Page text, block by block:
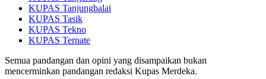
KUPAS Tanjungbalai
KUPAS Tasik
KUPAS Tekno
KUPAS Ternate
Semua pandangan dan opini yang disampaikan bukan
mencerminkan pandangan redaksi Kupas Merdeka.